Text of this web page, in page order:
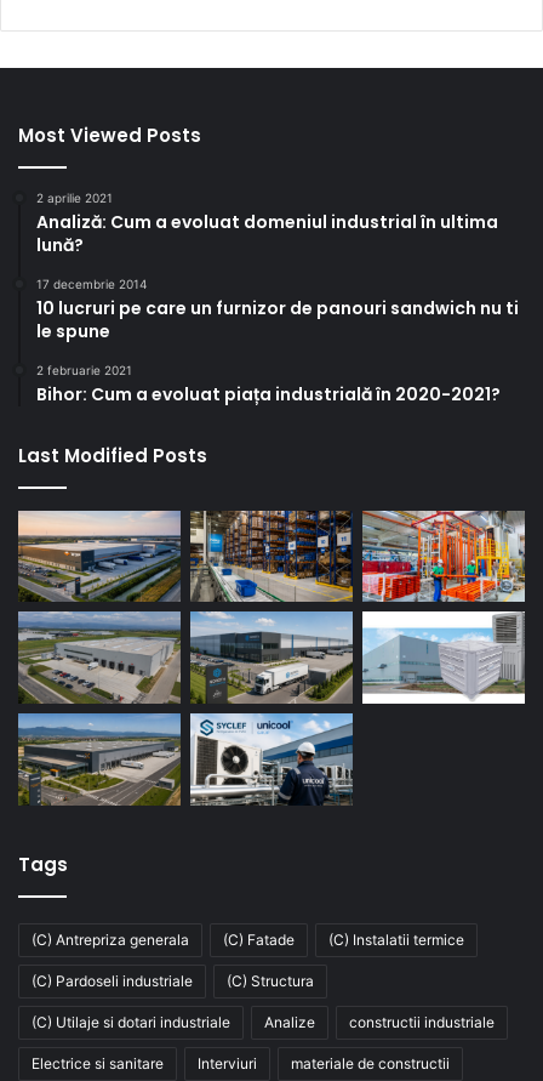
Most Viewed Posts
2 aprilie 2021
Analiză: Cum a evoluat domeniul industrial în ultima
lună?
17 decembrie 2014
10 lucruri pe care un furnizor de panouri sandwich nu ti
le spune
2 februarie 2021
Bihor: Cum a evoluat piața industrială în 2020-2021?
Last Modified Posts
Tags
(C) Antrepriza generala (C) Fatade (C) Instalatii termice
(C) Pardoseli industriale (C) Structura
(C) Utilaje si dotari industriale Analize constructii industriale
Electrice si sanitare Interviuri materiale de constructii